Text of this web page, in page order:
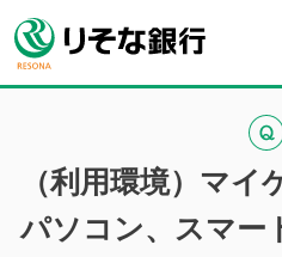
（利用環境）マイ
パソコン、スマー